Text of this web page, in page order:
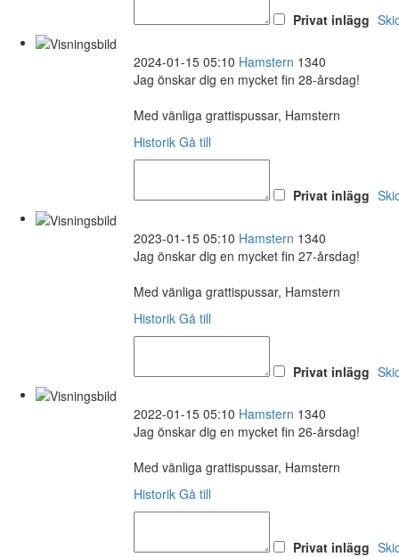
Privat inlägg
2024-01-15 05:10 Hamstern 1340
Jag önskar dig en mycket fin 28-årsdag!
Med vänliga grattispussar, Hamstern
Historik Gå till
Privat inlägg
2023-01-15 05:10 Hamstern 1340
Jag önskar dig en mycket fin 27-årsdag!
Med vänliga grattispussar, Hamstern
Historik Gå till
Privat inlägg
2022-01-15 05:10 Hamstern 1340
Jag önskar dig en mycket fin 26-årsdag!
Med vänliga grattispussar, Hamstern
Historik Gå till
Privat inlägg